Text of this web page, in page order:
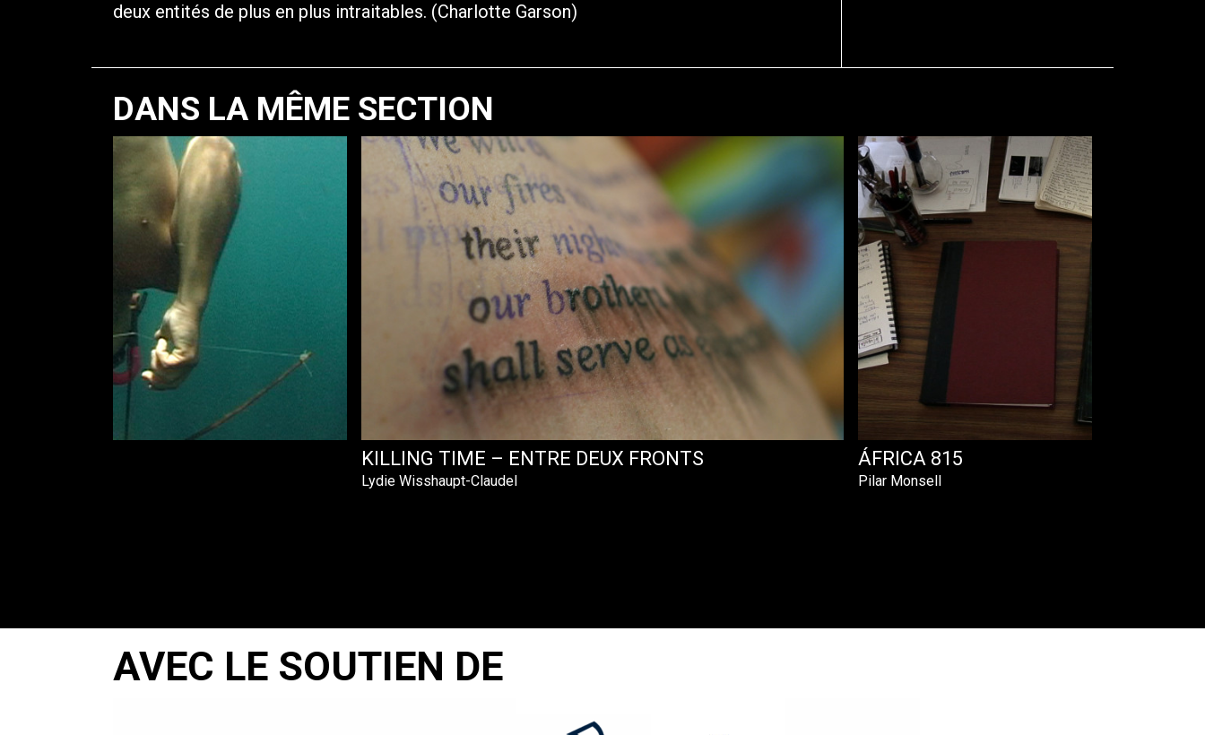
deux entités de plus en plus intraitables. (Charlotte Garson)
DANS LA MÊME SECTION
KILLING TIME – ENTRE DEUX FRONTS
Lydie Wisshaupt-Claudel
ÁFRICA 815
Pilar Monsell
AVEC LE SOUTIEN DE